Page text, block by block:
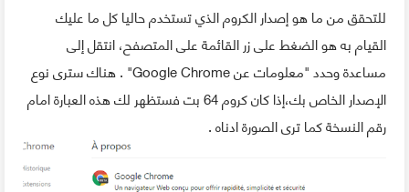
للتحقق من ما هو إصدار الكروم الذي تستخدم حاليا كل ما عليك
القيام به هو الضغط على زر القائمة على المتصفح، انتقل إلى
مساعدة وحدد "معلومات عن Google Chrome" . هناك سترى نوع
الإصدار الخاص بك،إذا كان كروم 64 بت فستظهر لك هذه العبارة امام
رقم النسخة كما ترى الصورة ادناه .